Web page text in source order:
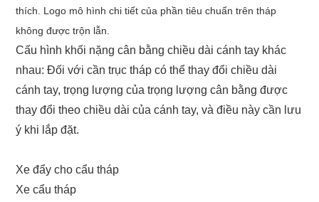
thích. Logo mô hình chi tiết của phần tiêu chuẩn trên tháp
không được trộn lẫn.
Cấu hình khối nặng cân bằng chiều dài cánh tay khác
nhau: Đối với cần trục tháp có thể thay đổi chiều dài
cánh tay, trọng lượng của trọng lượng cân bằng được
thay đổi theo chiều dài của cánh tay, và điều này cần lưu
ý khi lắp đặt.
Xe đẩy cho cẩu tháp
Xe cẩu tháp